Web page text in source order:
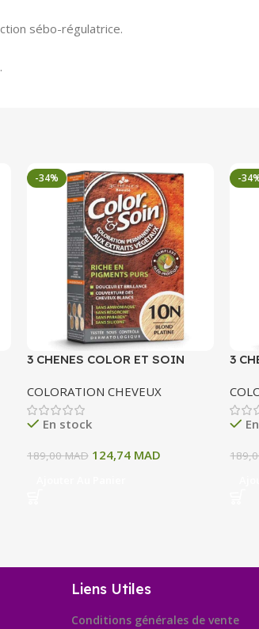
sébo-régulatrice.
-34%
3 CHENES COLOR ET SOIN
N BLOND PATINE 135 ML
COLORATION CHEVEUX
En stock
189,00MAD 124,74 MAD
-
3
11A
ML
Liens Utiles
Conditions générales de vente